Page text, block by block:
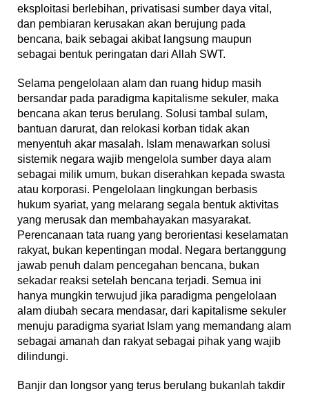
eksploitasi berlebihan, privatisasi sumber daya vital,
dan pembiaran kerusakan akan berujung pada
bencana, baik sebagai akibat langsung maupun
sebagai bentuk peringatan dari Allah SWT.
Selama pengelolaan alam dan ruang hidup masih
bersandar pada paradigma kapitalisme sekuler, maka
bencana akan terus berulang. Solusi tambal sulam,
bantuan darurat, dan relokasi korban tidak akan
menyentuh akar masalah. Islam menawarkan solusi
sistemik negara wajib mengelola sumber daya alam
sebagai milik umum, bukan diserahkan kepada swasta
atau korporasi. Pengelolaan lingkungan berbasis
hukum syariat, yang melarang segala bentuk aktivitas
yang merusak dan membahayakan masyarakat.
Perencanaan tata ruang yang berorientasi keselamatan
rakyat, bukan kepentingan modal. Negara bertanggung
jawab penuh dalam pencegahan bencana, bukan
sekadar reaksi setelah bencana terjadi. Semua ini
hanya mungkin terwujud jika paradigma pengelolaan
alam diubah secara mendasar, dari kapitalisme sekuler
menuju paradigma syariat Islam yang memandang alam
sebagai amanah dan rakyat sebagai pihak yang wajib
dilindungi.
Banjir dan longsor yang terus berulang bukanlah takdir